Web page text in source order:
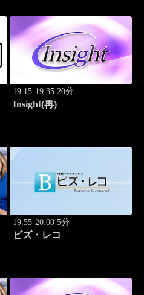
19:15-19:35 20分
Insight(再)
19:55-20:00 5分
ビズ・レコ